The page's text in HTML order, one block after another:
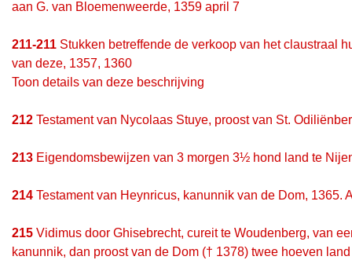
aan G. van Bloemenweerde, 1359 april 7
211-211 Stukken betreffende de verkoop van het claustraal
van deze, 1357, 1360
Toon details van deze beschrijving
212 Testament van Nycolaas Stuye, proost van St.
213 Eigendomsbewijzen van 3 morgen 3½ hond land te
214 Testament van Heynricus, kanunnik van de Dom, 1365.
215 Vidimus door Ghisebrecht, cureit te Woudenberg, van
kanunnik, dan proost van de Dom († 1378) twee hoeven